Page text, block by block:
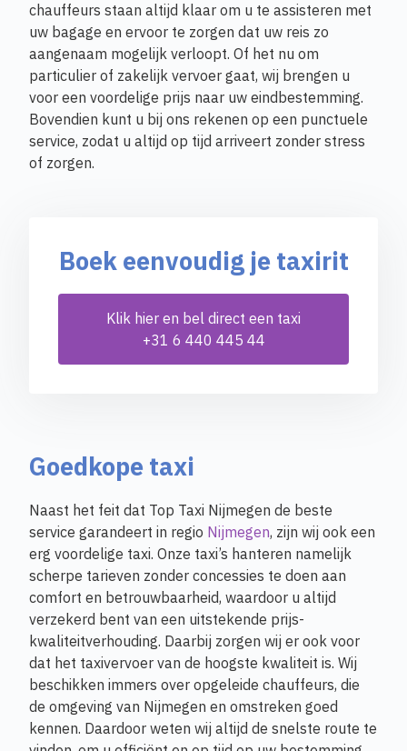
chauffeurs staan altijd klaar om u te assisteren met
uw bagage en ervoor te zorgen dat uw reis zo
aangenaam mogelijk verloopt. Of het nu om
particulier of zakelijk vervoer gaat, wij brengen u
voor een voordelige prijs naar uw eindbestemming.
Bovendien kunt u bij ons rekenen op een punctuele
service, zodat u altijd op tijd arriveert zonder stress
of zorgen.
Boek eenvoudig je taxirit
Klik hier en bel direct een taxi
+31 6 440 445 44
Goedkope taxi
Naast het feit dat Top Taxi Nijmegen de beste
service garandeert in regio Nijmegen, zijn wij ook een
erg voordelige taxi. Onze taxi’s hanteren namelijk
scherpe tarieven zonder concessies te doen aan
comfort en betrouwbaarheid, waardoor u altijd
verzekerd bent van een uitstekende prijs-
kwaliteitverhouding. Daarbij zorgen wij er ook voor
dat het taxivervoer van de hoogste kwaliteit is. Wij
beschikken immers over opgeleide chauffeurs, die
de omgeving van Nijmegen en omstreken goed
kennen. Daardoor weten wij altijd de snelste route te